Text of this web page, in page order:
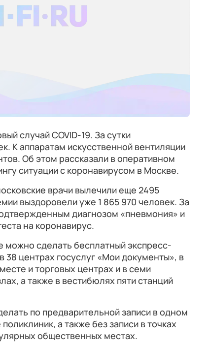
случай COVID-19. За сутки
К аппаратам искусственной вентиляции
Об этом рассказали в оперативном
ситуации с коронавирусом в Москве.
врачи вылечили еще 2495
выздоровели уже 1 865 970 человек. За
диагнозом «пневмония» и
на коронавирус.
можно сделать бесплатный экспресс-
38 центрах госуслуг «Мои документы», в
и торговых центрах и в семи
а также в вестибюлях пяти станций
по предварительной записи в одном
а также без записи в точках
общественных местах.